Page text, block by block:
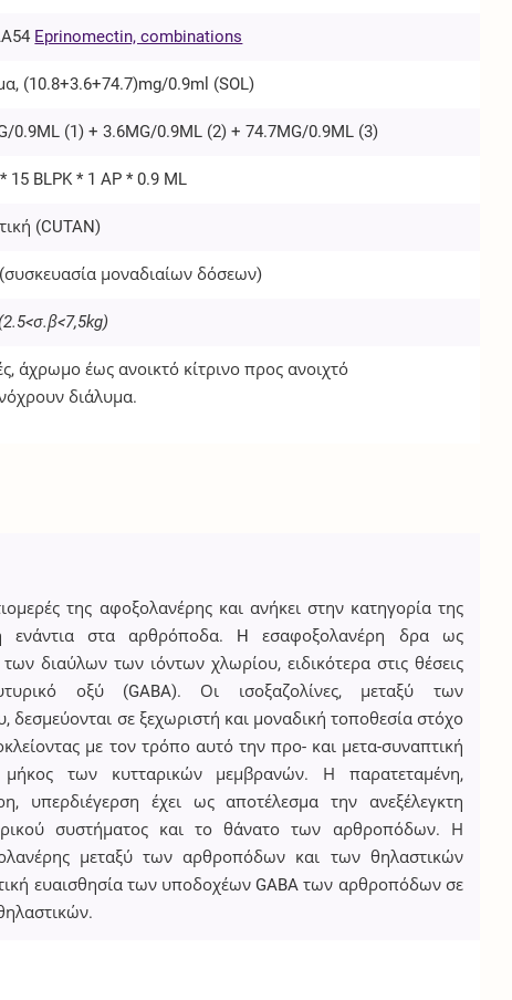
Eprinomectin, combinations
(10.8+3.6+74.7)mg/0.9ml (SOL)
0.9ML (1) + 3.6MG/0.9ML (2) + 74.7MG/0.9ML (3)
15 BLPK * 1 AP * 0.9 ML
(CUTAN)
(συσκευασία μοναδιαίων δόσεων)
(2.5<σ.β<7,5kg)
άχρωμο έως ανοικτό κίτρινο προς ανοιχτό
διάλυμα.
της αφοξολανέρης και ανήκει στην κατηγορία της
ενάντια στα αρθρόποδα. H εσαφοξολανέρη δρα ως
διαύλων των ιόντων χλωρίου, ειδικότερα στις θέσεις
οξύ (GABA). Οι ισοξαζολίνες, μεταξύ των
σε ξεχωριστή και μοναδική τοποθεσία στόχο
με τον τρόπο αυτό την προ- και μετα-συναπτική
των κυτταρικών μεμβρανών. Η παρατεταμένη,
υπερδιέγερση έχει ως αποτέλεσμα την ανεξέλεγκτη
συστήματος και το θάνατο των αρθροπόδων. Η
μεταξύ των αρθροπόδων και των θηλαστικών
ευαισθησία των υποδοχέων GABA των αρθροπόδων σε